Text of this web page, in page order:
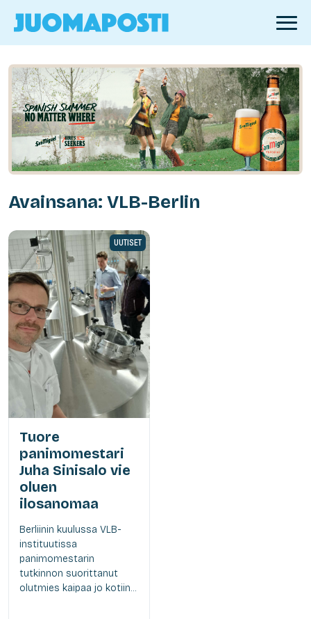
Avainsana: VLB-Berlin
UUTISET
Tuore
panimomestari
Juha Sinisalo vie
oluen
ilosanomaa
Berliinin kuulussa VLB-
instituutissa
panimomestarin
tutkinnon suorittanut
olutmies kaipaa jo kotiin...